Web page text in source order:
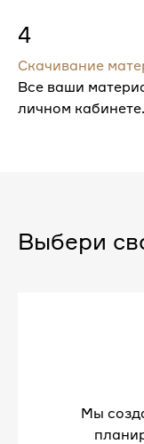
4
Скачивание
Все ваши
личном кабинете.
Выбери
Мы